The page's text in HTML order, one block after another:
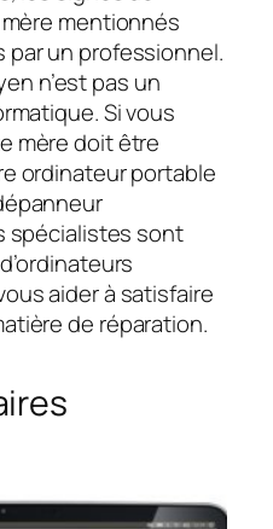
mentionnés
un professionnel.
n’est pas un
Si vous
mère doit être
ordinateur portable
spécialistes sont
aider à satisfaire
de réparation.